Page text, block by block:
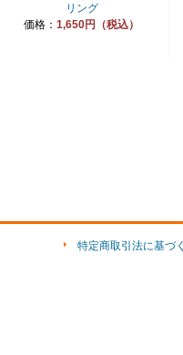
リング
価格： 1,650円（税込）
特定商取引法に基づ